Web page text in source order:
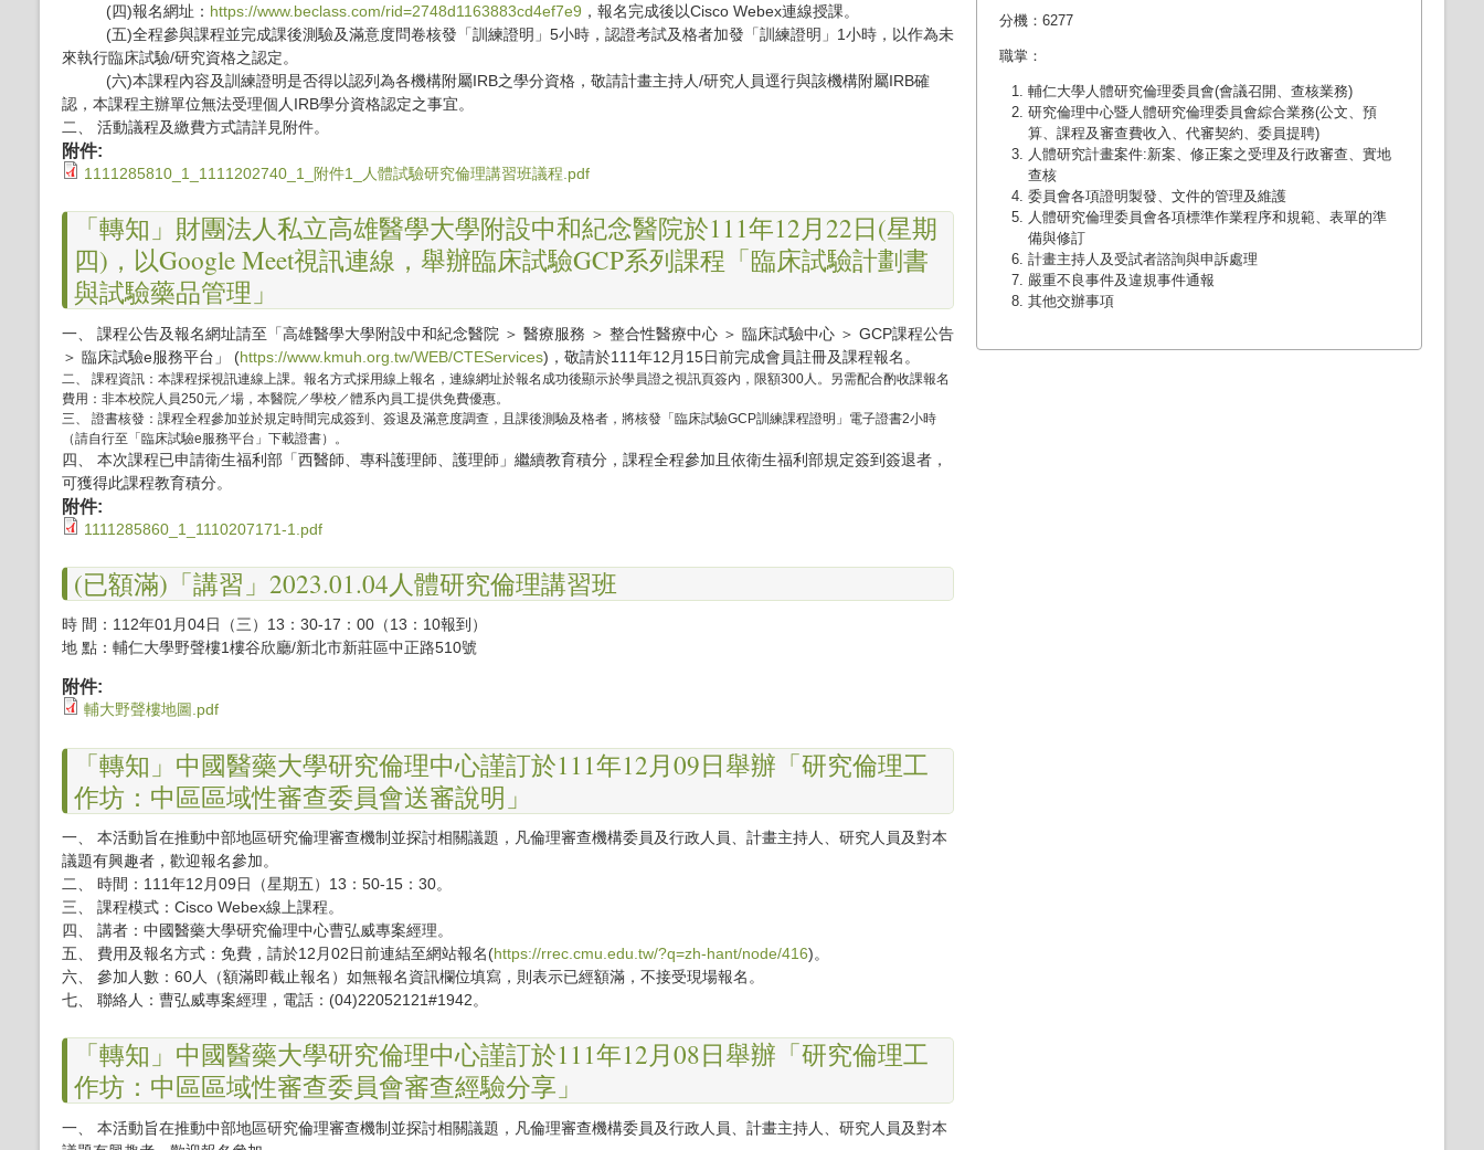
(四)報名網址： https://www.beclass.com/rid=2748d1163883cd4ef7e9 ，報名完成後以Cisco Webex連線授課。
(五)全程參與課程並完成課後測驗及滿意度問卷核發「訓練證明」5小時，認證考試及格者加發「訓練證明」1小時，以作為未
來執行臨床試驗/研究資格之認定。
(六)本課程內容及訓練證明是否得以認列為各機構附屬IRB之學分資格，敬請計畫主持人/研究人員逕行與該機構附屬IRB確
認，本課程主辦單位無法受理個人IRB學分資格認定之事宜。
二、 活動議程及繳費方式請詳見附件。
附件:
1111285810_1_1111202740_1_附件1_人體試驗研究倫理講習班議程.pdf
「轉知」財團法人私立高雄醫學大學附設中和紀念醫院於111年12月22日(星期
四)，以Google Meet視訊連線，舉辦臨床試驗GCP系列課程「臨床試驗計劃書
與試驗藥品管理」
一、 課程公告及報名網址請至「高雄醫學大學附設中和紀念醫院 ＞ 醫療服務 ＞ 整合性醫療中心 ＞ 臨床試驗中心 ＞ GCP課程公告
＞ 臨床試驗e服務平台」 (https://www.kmuh.org.tw/WEB/CTEServices)，敬請於111年12月15日前完成會員註冊及課程報名。
二、 課程資訊：本課程採視訊連線上課。報名方式採用線上報名，連線網址於報名成功後顯示於學員證之視訊頁簽內，限額300人。另需配合酌收課報名
費用：非本校院人員250元／場，本醫院／學校／體系內員工提供免費優惠。
三、 證書核發：課程全程參加並於規定時間完成簽到、簽退及滿意度調查，且課後測驗及格者，將核發「臨床試驗GCP訓練課程證明」電子證書2小時
（請自行至「臨床試驗e服務平台」下載證書）。
四、 本次課程已申請衛生福利部「西醫師、專科護理師、護理師」繼續教育積分，課程全程參加且依衛生福利部規定簽到簽退者，
可獲得此課程教育積分。
附件:
1111285860_1_1110207171-1.pdf
(已額滿)「講習」2023.01.04人體研究倫理講習班
時 間：112年01月04日（三）13：30-17：00（13：10報到）
地 點：輔仁大學野聲樓1樓谷欣廳/新北市新莊區中正路510號
附件:
輔大野聲樓地圖.pdf
「轉知」中國醫藥大學研究倫理中心謹訂於111年12月09日舉辦「研究倫理工
作坊：中區區域性審查委員會送審說明」
一、 本活動旨在推動中部地區研究倫理審查機制並探討相關議題，凡倫理審查機構委員及行政人員、計畫主持人、研究人員及對本
議題有興趣者，歡迎報名參加。
二、 時間：111年12月09日（星期五）13：50-15：30。
三、 課程模式：Cisco Webex線上課程。
四、 講者：中國醫藥大學研究倫理中心曹弘威專案經理。
五、 費用及報名方式：免費，請於12月02日前連結至網站報名(https://rrec.cmu.edu.tw/?q=zh-hant/node/416)。
六、 參加人數：60人（額滿即截止報名）如無報名資訊欄位填寫，則表示已經額滿，不接受現場報名。
七、 聯絡人：曹弘威專案經理，電話：(04)22052121#1942。
「轉知」中國醫藥大學研究倫理中心謹訂於111年12月08日舉辦「研究倫理工
作坊：中區區域性審查委員會審查經驗分享」
一、 本活動旨在推動中部地區研究倫理審查機制並探討相關議題，凡倫理審查機構委員及行政人員、計畫主持人、研究人員及對本
分機：6277
職掌：
輔仁大學人體研究倫理委員會(會議召開、查核業務)
研究倫理中心暨人體研究倫理委員會綜合業務(公文、預
算、課程及審查費收入、代審契約、委員提聘)
人體研究計畫案件:新案、修正案之受理及行政審查、實地
查核
委員會各項證明製發、文件的管理及維護
人體研究倫理委員會各項標準作業程序和規範、表單的準
備與修訂
計畫主持人及受試者諮詢與申訴處理
嚴重不良事件及違規事件通報
其他交辦事項